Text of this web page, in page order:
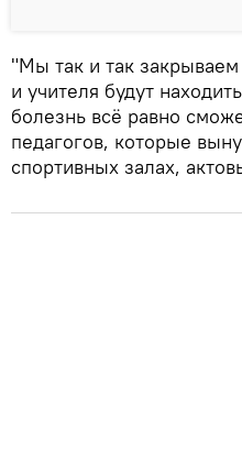
"Мы так и так
и учителя будут
болезнь всё равно
педагогов, которые
спортивных залах,